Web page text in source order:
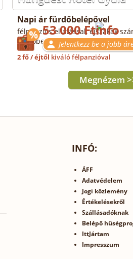
Napi ár fürdőbelépővel
félpanziós ellátással, éjszakák
fürdőbelépővel
53 000 Ft
Jelentkezz be a jobb
2 fő / éjtől kiváló félpanzióval
Megnézem
INFÓ:
ÁFF
Adatvédelem
Jogi közlemény
Értékelésekről
Szállásadóknak
Belépő
IttJártam
Impresszum